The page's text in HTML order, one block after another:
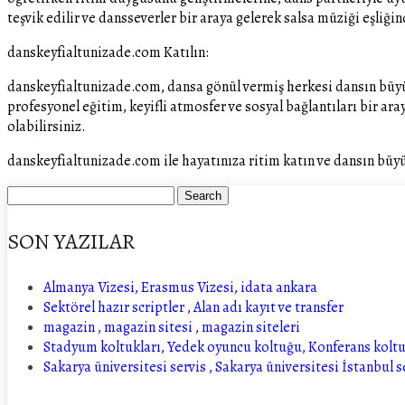
teşvik edilir ve dansseverler bir araya gelerek salsa müziği
danskeyfialtunizade.com Katılın:
danskeyfialtunizade.com, dansa gönül vermiş herkesi dansın
profesyonel eğitim, keyifli atmosfer ve sosyal bağlantıları bir
olabilirsiniz.
danskeyfialtunizade.com ile hayatınıza ritim katın ve dansın
SON YAZILAR
Almanya Vizesi, Erasmus Vizesi, idata ankara
Sektörel hazır scriptler , Alan adı kayıt ve transfer
magazin , magazin sitesi , magazin siteleri
Stadyum koltukları, Yedek oyuncu koltuğu, Konferans
Sakarya üniversitesi servis , Sakarya üniversitesi İstanbul